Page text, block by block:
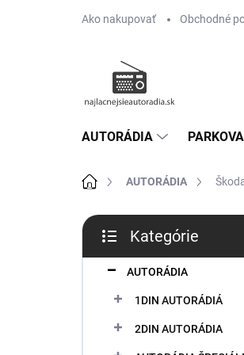
Ako nakupovať Obchodné
AUTORÁDIA
DomovAUTORÁDIA
B
č
kategórie
Kategórie
AUTORÁDIA
1DIN AUTORÁDIÁ
2DIN AUTORÁDIA